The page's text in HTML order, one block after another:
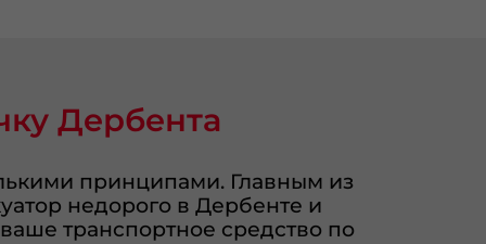
Дербента
принципами. Главным из
недорого в Дербенте и
транспортное средство по